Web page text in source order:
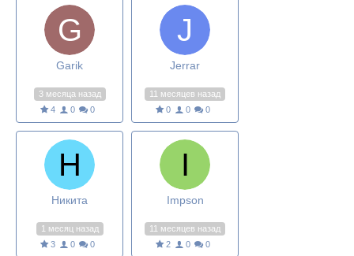
Garik
3 месяца назад
4
0 0
Jerrar
11 месяцев назад
0
0 0
Никита
1 месяц назад
3
0 0
Impson
11 месяцев назад
2
0 0